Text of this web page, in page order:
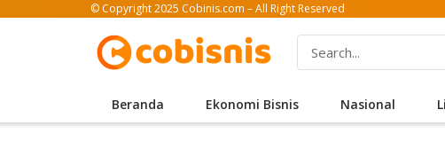
© Copyright 2025 Cobinis.com – All Right Reserved
Beranda Ekonomi Bisnis Nasional